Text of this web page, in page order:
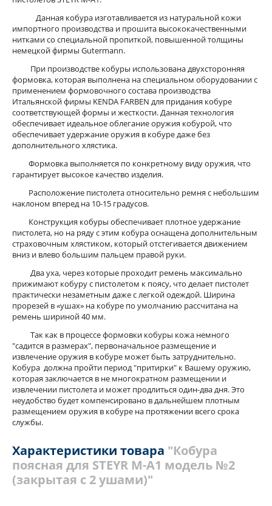
Данная кобура изготавливается из натуральной кожи
импортного производства и прошита высококачественными
нитками со специальной пропиткой, повышенной толщины
немецкой фирмы Gutermann.
При производстве кобуры использована двухсторонняя
формовка, которая выполнена на специальном оборудовании с
применением формовочного состава производства
Итальянской фирмы KENDA FARBEN для придания кобуре
соответствующей формы и жесткости. Данная технология
обеспечивает идеальное облегание оружия кобурой, что
обеспечивает удержание оружия в кобуре даже без
дополнительного хлястика.
Формовка выполняется по конкретному виду оружия, что
гарантирует высокое качество изделия.
Расположение пистолета относительно ремня с небольшим
наклоном вперед на 10-15 градусов.
Конструкция кобуры обеспечивает плотное удержание
пистолета, но на ряду с этим кобура оснащена дополнительным
страховочным хлястиком, который отстегивается движением
вниз и влево большим пальцем правой руки.
Два уха, через которые проходит ремень максимально
прижимают кобуру с пистолетом к поясу, что делает пистолет
практически незаметным даже с легкой одеждой. Ширина
прорезей в «ушах» на кобуре по умолчанию рассчитана на
ремень шириной 40 мм.
Так как в процессе формовки кобуры кожа немного
"садится в размерах", первоначальное размещение и
извлечение оружия в кобуре может быть затруднительно.
Кобура должна пройти период "притирки" к Вашему оружию,
которая заключается в не многократном размещении и
извлечении пистолета и может продлиться один-два дня. Это
неудобство будет компенсировано в дальнейшем плотным
размещением оружия в кобуре на протяжении всего срока
службы.
Характеристики товара "Кобура
поясная для STEYR M-A1 модель №2
(закрытая с 2 ушами)"